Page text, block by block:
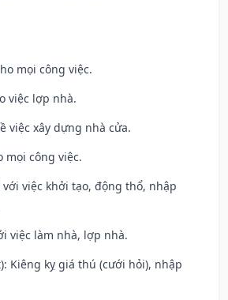
mọi công việc.
việc lợp nhà.
việc xây dựng nhà cửa.
mọi công việc.
với việc khởi tạo, động thổ, nhập
việc làm nhà, lợp nhà.
Kiêng kỵ giá thú (cưới hỏi), nhập